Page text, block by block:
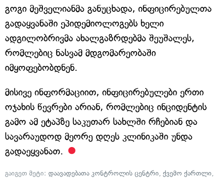
გოგი მეშველიანმა განუცხადა, ინფიცირებულთა
გადაყვანაში ეპიდემიოლოგებს ხელი
ადგილობრივმა ახალგაზრდებმა შეუშალეს,
რომლებიც ნასვამ მდგომარეობაში
იმყოფებობდნენ.
მისივე ინფორმაციით, ინფიცირებულები ერთი
ოჯახის წევრები არიან, რომლებიც ინციდენტის
გამო ამ ეტაპზე საკუთარ სახლში რჩებიან და
სავარაუდოდ მეორე დღეს კლინიკაში უნდა
გადაეყვანათ.
გაიგეთ მეტი: დაავადებათა კონტროლის ცენტრი, ქვემო ქართლი,